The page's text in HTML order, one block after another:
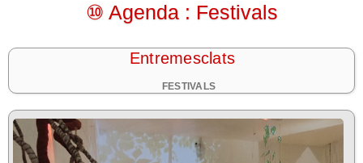
⑩ Agenda : Festivals
Entremesclats
FESTIVALS